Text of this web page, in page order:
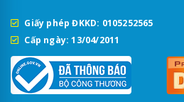
Giấy phép ĐKKD: 0105252565
Cấp ngày: 13/04/2011